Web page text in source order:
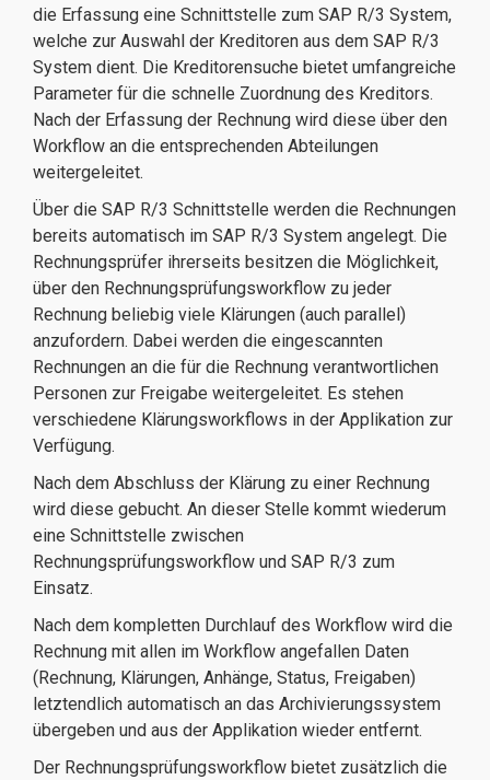
die Erfassung eine Schnittstelle zum SAP R/3 System,
welche zur Auswahl der Kreditoren aus dem SAP R/3
System dient. Die Kreditorensuche bietet umfangreiche
Parameter für die schnelle Zuordnung des Kreditors.
Nach der Erfassung der Rechnung wird diese über den
Workflow an die entsprechenden Abteilungen
weitergeleitet.
Über die SAP R/3 Schnittstelle werden die Rechnungen
bereits automatisch im SAP R/3 System angelegt. Die
Rechnungsprüfer ihrerseits besitzen die Möglichkeit,
über den Rechnungsprüfungsworkflow zu jeder
Rechnung beliebig viele Klärungen (auch parallel)
anzufordern. Dabei werden die eingescannten
Rechnungen an die für die Rechnung verantwortlichen
Personen zur Freigabe weitergeleitet. Es stehen
verschiedene Klärungsworkflows in der Applikation zur
Verfügung.
Nach dem Abschluss der Klärung zu einer Rechnung
wird diese gebucht. An dieser Stelle kommt wiederum
eine Schnittstelle zwischen
Rechnungsprüfungsworkflow und SAP R/3 zum
Einsatz.
Nach dem kompletten Durchlauf des Workflow wird die
Rechnung mit allen im Workflow angefallen Daten
(Rechnung, Klärungen, Anhänge, Status, Freigaben)
letztendlich automatisch an das Archivierungssystem
übergeben und aus der Applikation wieder entfernt.
Der Rechnungsprüfungsworkflow bietet zusätzlich die